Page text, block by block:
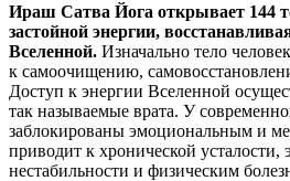
Ираш Сатва Йога открывает 144
застойной энергии,
Вселенной. Изначально тело
к самоочищению,
Доступ к энергии Вселенной
так называемые врата. У
заблокированы эмоциональным и
приводит к хронической усталости,
нестабильности и физическим